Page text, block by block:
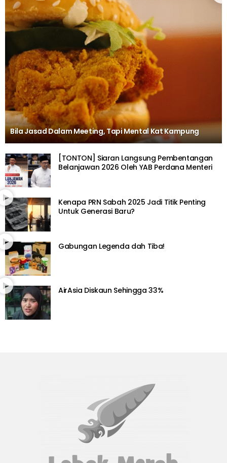
Bila Jasad Dalam Meeting, Tapi Mental Kat Kampung
[TONTON] Siaran Langsung Pembentangan
Belanjawan 2026 Oleh YAB Perdana Menteri
Kenapa PRN Sabah 2025 Jadi Titik Penting
Untuk Generasi Baru?
Gabungan Legenda dah Tiba!
AirAsia Diskaun Sehingga 33%